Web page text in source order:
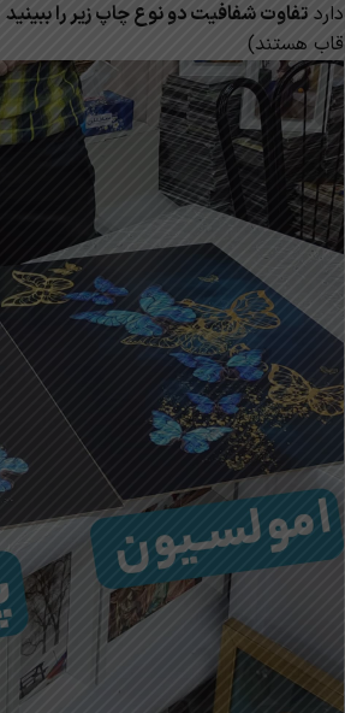
دارد تفاوت شفافیت دو نوع چاپ زیر را ببینید
قاب هستند)